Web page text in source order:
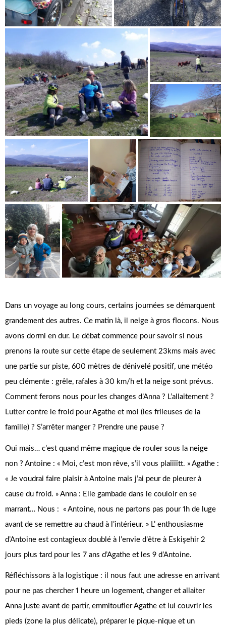
Dans un voyage au long cours, certains journées se démarquent
grandement des autres. Ce matin là, il neige à gros flocons. Nous
avons dormi en dur. Le débat commence pour savoir si nous
prenons la route sur cette étape de seulement 23kms mais avec
une partie sur piste, 600 mètres de dénivelé positif, une météo
peu clémente : grêle, rafales à 30 km/h et la neige sont prévus.
Comment ferons nous pour les changes d’Anna ? L’allaitement ?
Lutter contre le froid pour Agathe et moi (les frileuses de la
famille) ? S’arrêter manger ? Prendre une pause ?
Oui mais… c’est quand même magique de rouler sous la neige
non ? Antoine : « Moi, c’est mon rêve, s’il vous plaîîîîtt. » Agathe :
« Je voudrai faire plaisir à Antoine mais j’ai peur de pleurer à
cause du froid. » Anna : Elle gambade dans le couloir en se
marrant… Nous : « Antoine, nous ne partons pas pour 1h de luge
avant de se remettre au chaud à l’intérieur. » L’ enthousiasme
d’Antoine est contagieux doublé à l’envie d’être à Eskişehir 2
jours plus tard pour les 7 ans d’Agathe et les 9 d’Antoine.
Réfléchissons à la logistique : il nous faut une adresse en arrivant
pour ne pas chercher 1 heure un logement, changer et allaiter
Anna juste avant de partir, emmitoufler Agathe et lui couvrir les
pieds (zone la plus délicate), préparer le pique-nique et un